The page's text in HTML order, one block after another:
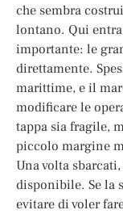
che sembra
lontano. Qui
importante: le
direttamente.
marittime, e il
modificare le
tappa sia fragile,
piccolo margine
Una volta
disponibile. Se la
evitare di voler